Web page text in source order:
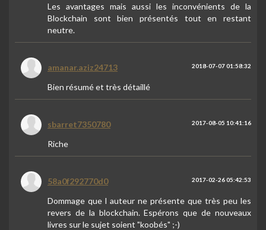
Les avantages mais aussi les inconvénients de la
Blockchain sont bien présentés tout en restant
neutre.
amanar.aziz24713 2018-07-07 01:58:32
Bien résumé et très détaillé
sbarret7350780 2017-08-05 10:41:16
Riche
58a0f292770d0 2017-02-26 05:42:53
Dommage que l auteur ne présente que très peu les
revers de la blockchain. Espérons que de nouveaux
livres sur le sujet soient "koobés" ;-)